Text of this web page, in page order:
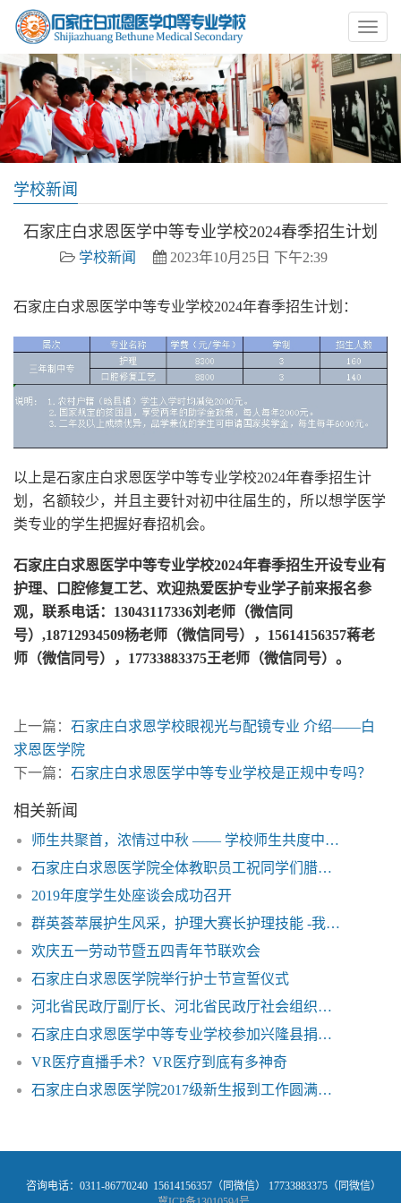
学校新闻
石家庄白求恩医学中等专业学校2024春季招生计划
学校新闻 2023年10月25日 下午2:39
石家庄白求恩医学中等专业学校2024年春季招生计划：
以上是石家庄白求恩医学中等专业学校2024年春季招生计
划，名额较少，并且主要针对初中往届生的，所以想学医学
类专业的学生把握好春招机会。
石家庄白求恩医学中等专业学校2024年春季招生开设专业有
护理、口腔修复工艺、欢迎热爱医护专业学子前来报名参
观，联系电话：13043117336刘老师（微信同
号）,18712934509杨老师（微信同号），15614156357蒋老
师（微信同号），17733883375王老师（微信同号）。
上一篇： 石家庄白求恩学校眼视光与配镜专业 介绍——白
求恩医学院
下一篇： 石家庄白求恩医学中等专业学校是正规中专吗？
相关新闻
师生共聚首，浓情过中秋 —— 学校师生共度中秋佳节
石家庄白求恩医学院全体教职员工祝同学们腊八节快乐！
2019年度学生处座谈会成功召开
群英荟萃展护生风采，护理大赛长护理技能 -我校举办5•12国际护士节技能比赛
欢庆五一劳动节暨五四青年节联欢会
石家庄白求恩医学院举行护士节宣誓仪式
河北省民政厅副厅长、河北省民政厅社会组织党委书记陈建民率队来我校考察指导党建工作
石家庄白求恩医学中等专业学校参加兴隆县捐资助学活动
VR医疗直播手术？VR医疗到底有多神奇
石家庄白求恩医学院2017级新生报到工作圆满结束
咨询电话：0311-86770240 15614156357（同微信） 17733883375（同微信）